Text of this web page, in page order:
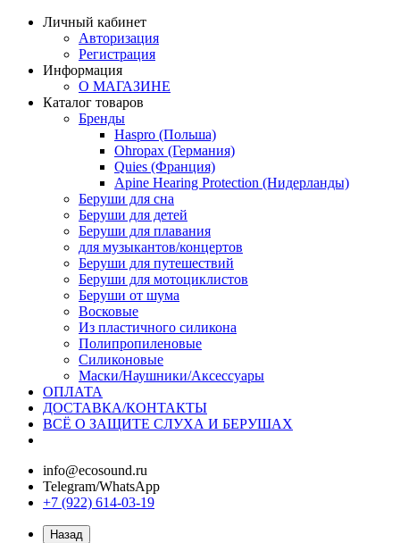
Личный кабинет
Авторизация
Регистрация
Информация
О МАГАЗИНЕ
Каталог товаров
Бренды
Haspro (Польша)
Ohropax (Германия)
Quies (Франция)
Apine Hearing Protection (Нидерланды)
Беруши для сна
Беруши для детей
Беруши для плавания
для музыкантов/концертов
Беруши для путешествий
Беруши для мотоциклистов
Беруши от шума
Восковые
Из пластичного силикона
Полипропиленовые
Силиконовые
Маски/Наушники/Аксессуары
ОПЛАТА
ДОСТАВКА/КОНТАКТЫ
ВСЁ О ЗАЩИТЕ СЛУХА И БЕРУШАХ
info@ecosound.ru
Telegram/WhatsApp
+7 (922) 614-03-19
Назад